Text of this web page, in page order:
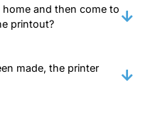
and then come to
printout?
made, the printer